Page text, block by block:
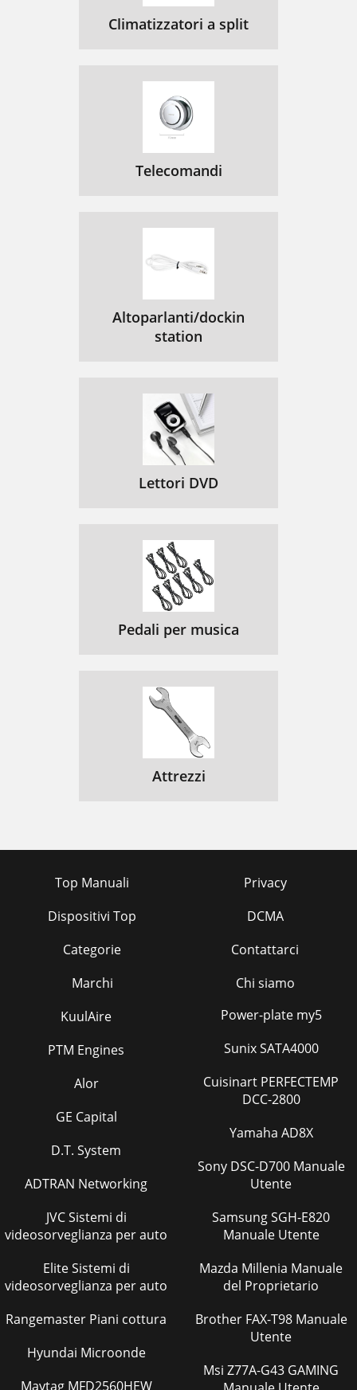
Climatizzatori a split
Telecomandi
Altoparlanti/dockin
station
Lettori DVD
Pedali per musica
Attrezzi
Top Manuali
Dispositivi Top
Categorie
Marchi
Privacy
DCMA
Contattarci
Chi siamo
KuulAire
PTM Engines
Alor
GE Capital
D.T. System
ADTRAN Networking
JVC Sistemi di
videosorveglianza per auto
Elite Sistemi di
videosorveglianza per auto
Rangemaster Piani cottura
Hyundai Microonde
Maytag MFD2560HEW
Power-plate my5
Sunix SATA4000
Cuisinart PERFECTEMP
DCC-2800
Yamaha AD8X
Sony DSC-D700 Manuale
Utente
Samsung SGH-E820
Manuale Utente
Mazda Millenia Manuale
del Proprietario
Brother FAX-T98 Manuale
Utente
Msi Z77A-G43 GAMING